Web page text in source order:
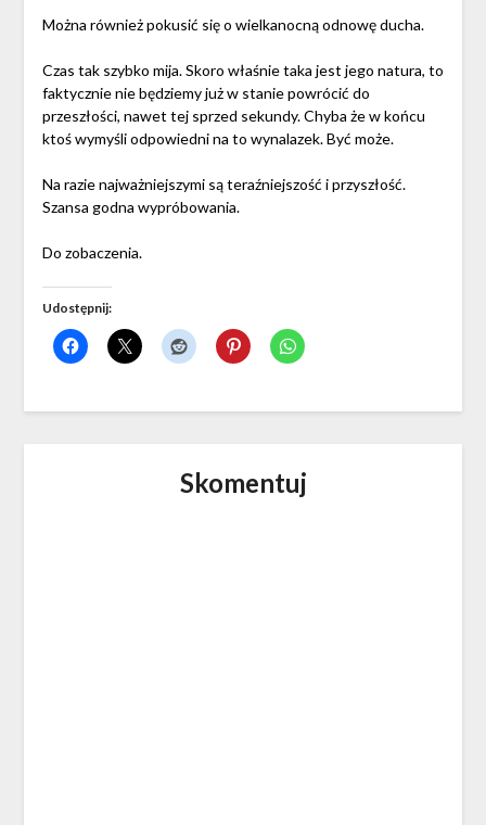
Można również pokusić się o wielkanocną odnowę ducha.
Czas tak szybko mija. Skoro właśnie taka jest jego natura, to
faktycznie nie będziemy już w stanie powrócić do
przeszłości, nawet tej sprzed sekundy. Chyba że w końcu
ktoś wymyśli odpowiedni na to wynalazek. Być może.
Na razie najważniejszymi są teraźniejszość i przyszłość.
Szansa godna wypróbowania.
Do zobaczenia.
Udostępnij:
Skomentuj